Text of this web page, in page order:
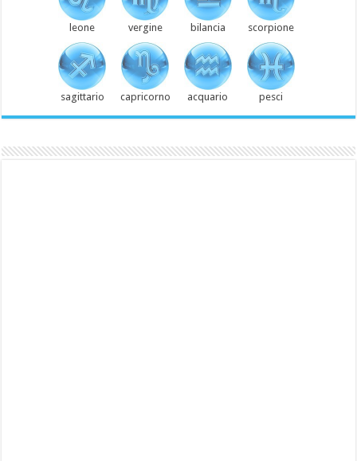
leone vergine bilancia scorpione
sagittario capricorno acquario pesci